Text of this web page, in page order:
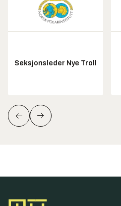
Seksjonsleder Nye Troll